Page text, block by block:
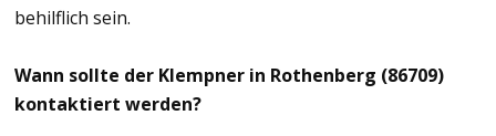
behilflich sein.
Wann sollte der Klempner in Rothenberg (86709)
kontaktiert werden?